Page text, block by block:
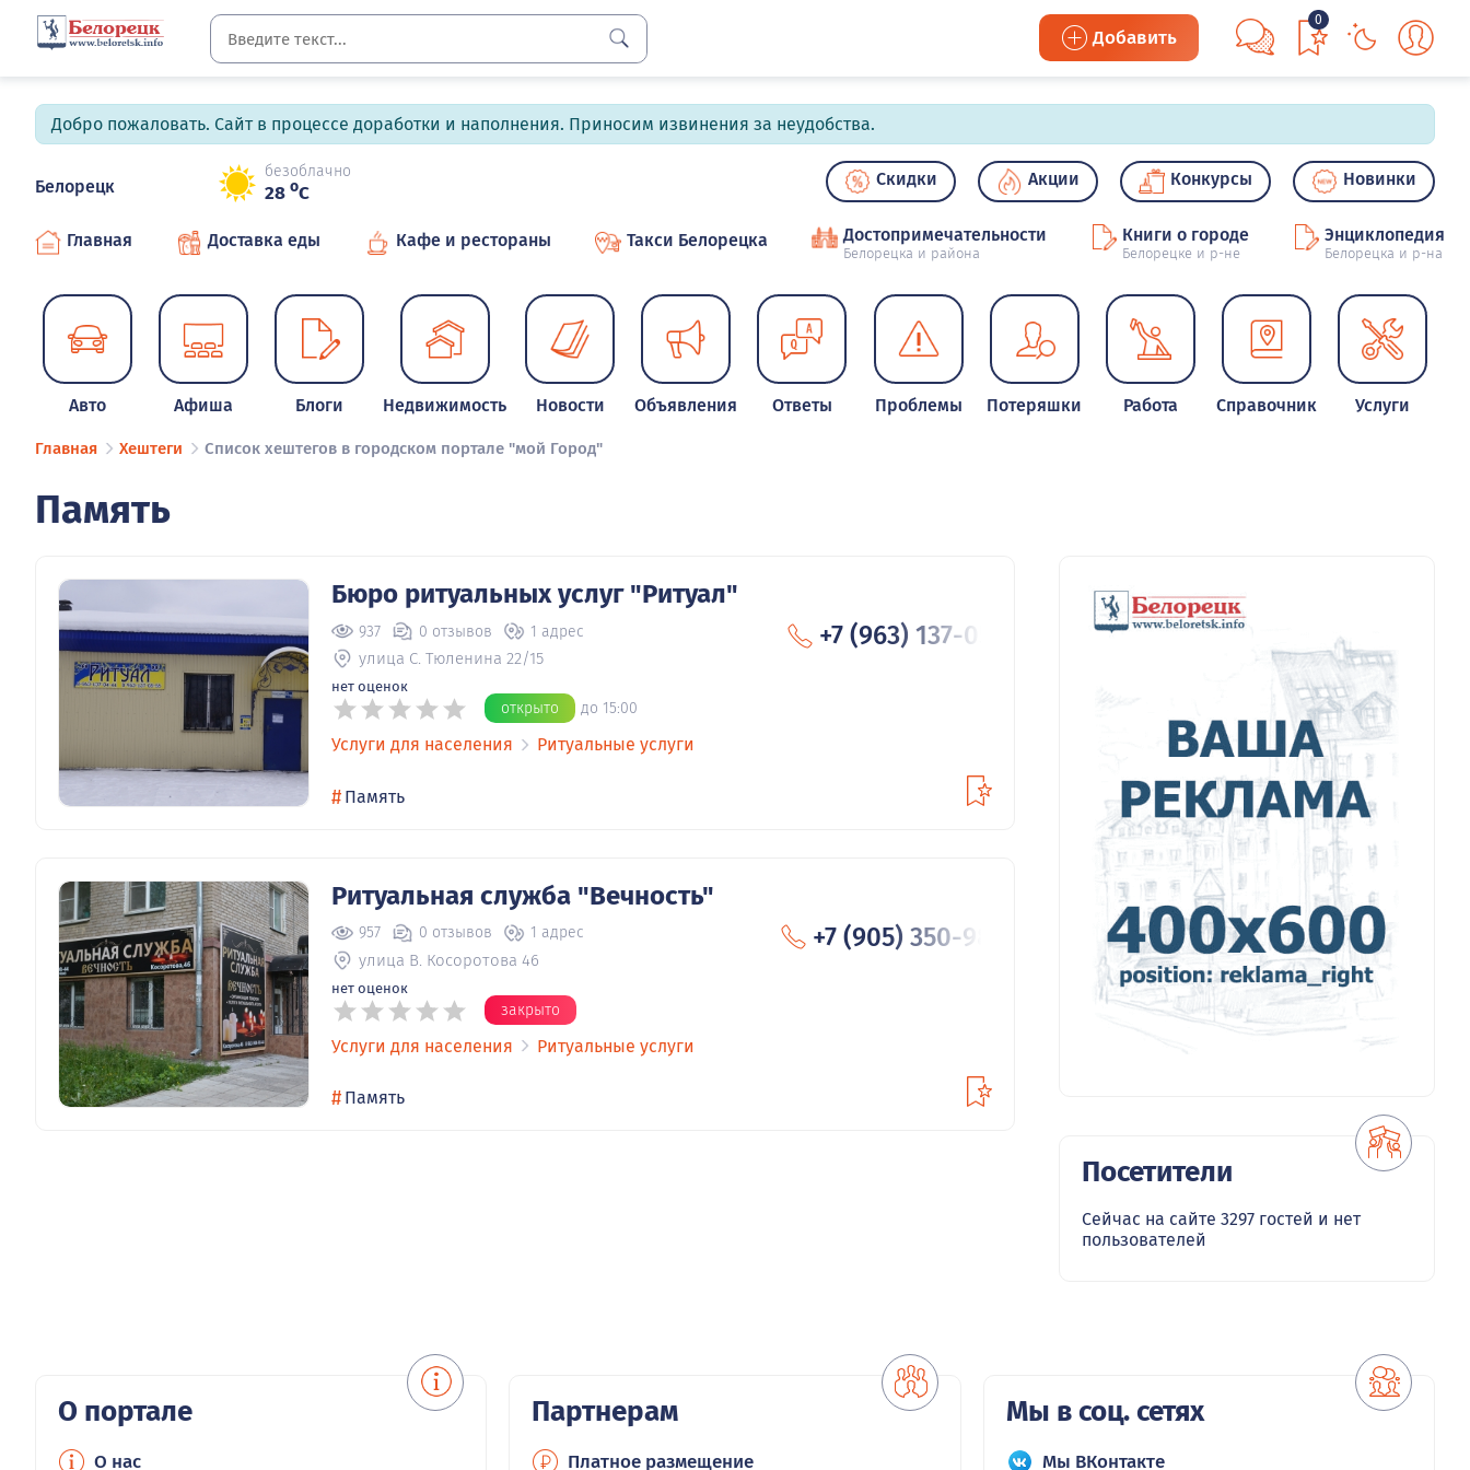
Добавить
0
Добро пожаловать. Сайт в процессе доработки и наполнения. Приносим извинения за неудобства.
Белорецк
безоблачно
28 oC
Скидки Акции Конкурсы Новинки
Главная Доставка еды Кафе и рестораны Такси Белорецка Достопримечательности
Белорецка и района
Книги о городе
Белорецке и р-не
Энциклопедия
Белорецка и р-на
Авто Афиша Блоги Недвижимость Новости Объявления Ответы Проблемы Потеряшки Работа Справочник Услуги
Главная Хештеги Список хештегов в городском портале "мой Город"
Память
Бюро ритуальных услуг "Ритуал"
937 0 отзывов 1 адрес
улица С. Тюленина 22/15
нет оценок
открыто до 15:00
+7 (963) 137-05
Услуги для населения Ритуальные услуги
# Память
Ритуальная служба "Вечность"
957 0 отзывов 1 адрес
улица В. Косоротова 46
нет оценок
закрыто
+7 (905) 350-98
Услуги для населения Ритуальные услуги
# Память
Посетители
Сейчас на сайте 3297 гостей и нет
пользователей
О портале
О нас
Партнерам
Платное размещение
Мы в соц. сетях
Мы ВКонтакте